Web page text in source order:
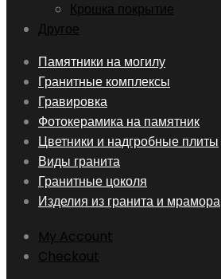
Крошка покрытие
Другое
Skip
content
Памятники на могилу
Гранитные комплексы
Гравировка
Фотокерамика на памятник
Цветники и надгробные плиты
Виды гранита
Гранитные цоколя
Изделия из гранита и мрамора
My Account
Checkout